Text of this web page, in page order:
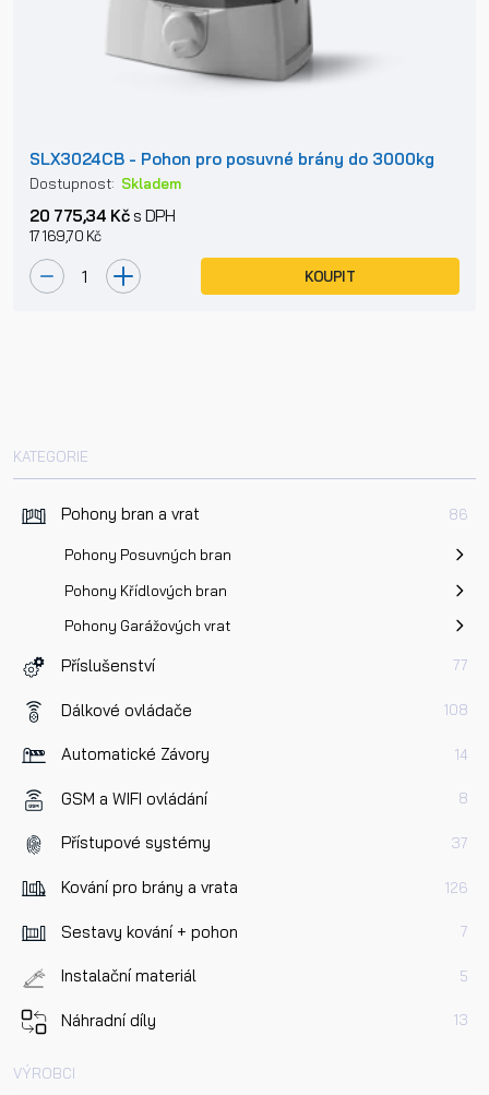
KATEGORIE
Pohony bran a vrat 86
Pohony Posuvných bran
Pohony Křídlových bran
Pohony Garážových vrat
Příslušenství 77
Dálkové ovládače 108
Automatické Závory 14
GSM a WIFI ovládání 8
Přístupové systémy 37
Kování pro brány a vrata 126
Sestavy kování + pohon 7
Instalační materiál 5
Náhradní díly 13
VÝROBCI
SLX3024CB - Pohon pro posuvné brány do 3000kg
Dostupnost: Skladem
20 775,34 Kčs DPH
17 169,70 Kč
KOUPIT